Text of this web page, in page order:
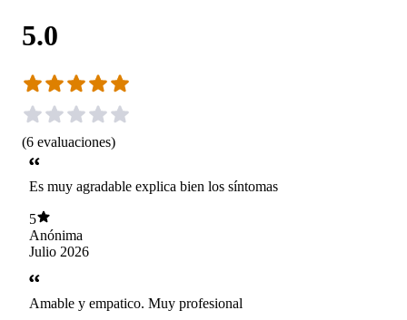
5.0
(6 evaluaciones)
Es muy agradable explica bien los síntomas
5
Anónima
Julio 2026
Amable y empatico. Muy profesional